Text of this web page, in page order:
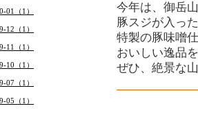
今年は、御岳
豚スジが入っ
特製の豚味噌
おいしい逸品
ぜひ、絶景な
01（1）
12（1）
11（1）
10（1）
07（1）
05（1）